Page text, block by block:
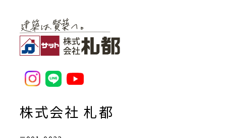
株式会社 札都